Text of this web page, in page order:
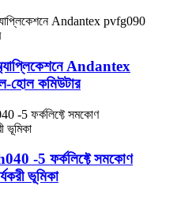
Andantex
হোল কমিউটার
-5 ফর্কলিফ্টে সমকোণ
ভূমিকা